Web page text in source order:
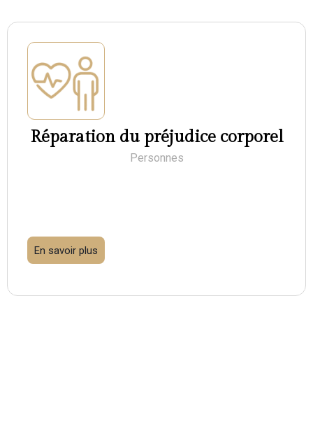
Réparation du préjudice corporel
Personnes
En savoir plus